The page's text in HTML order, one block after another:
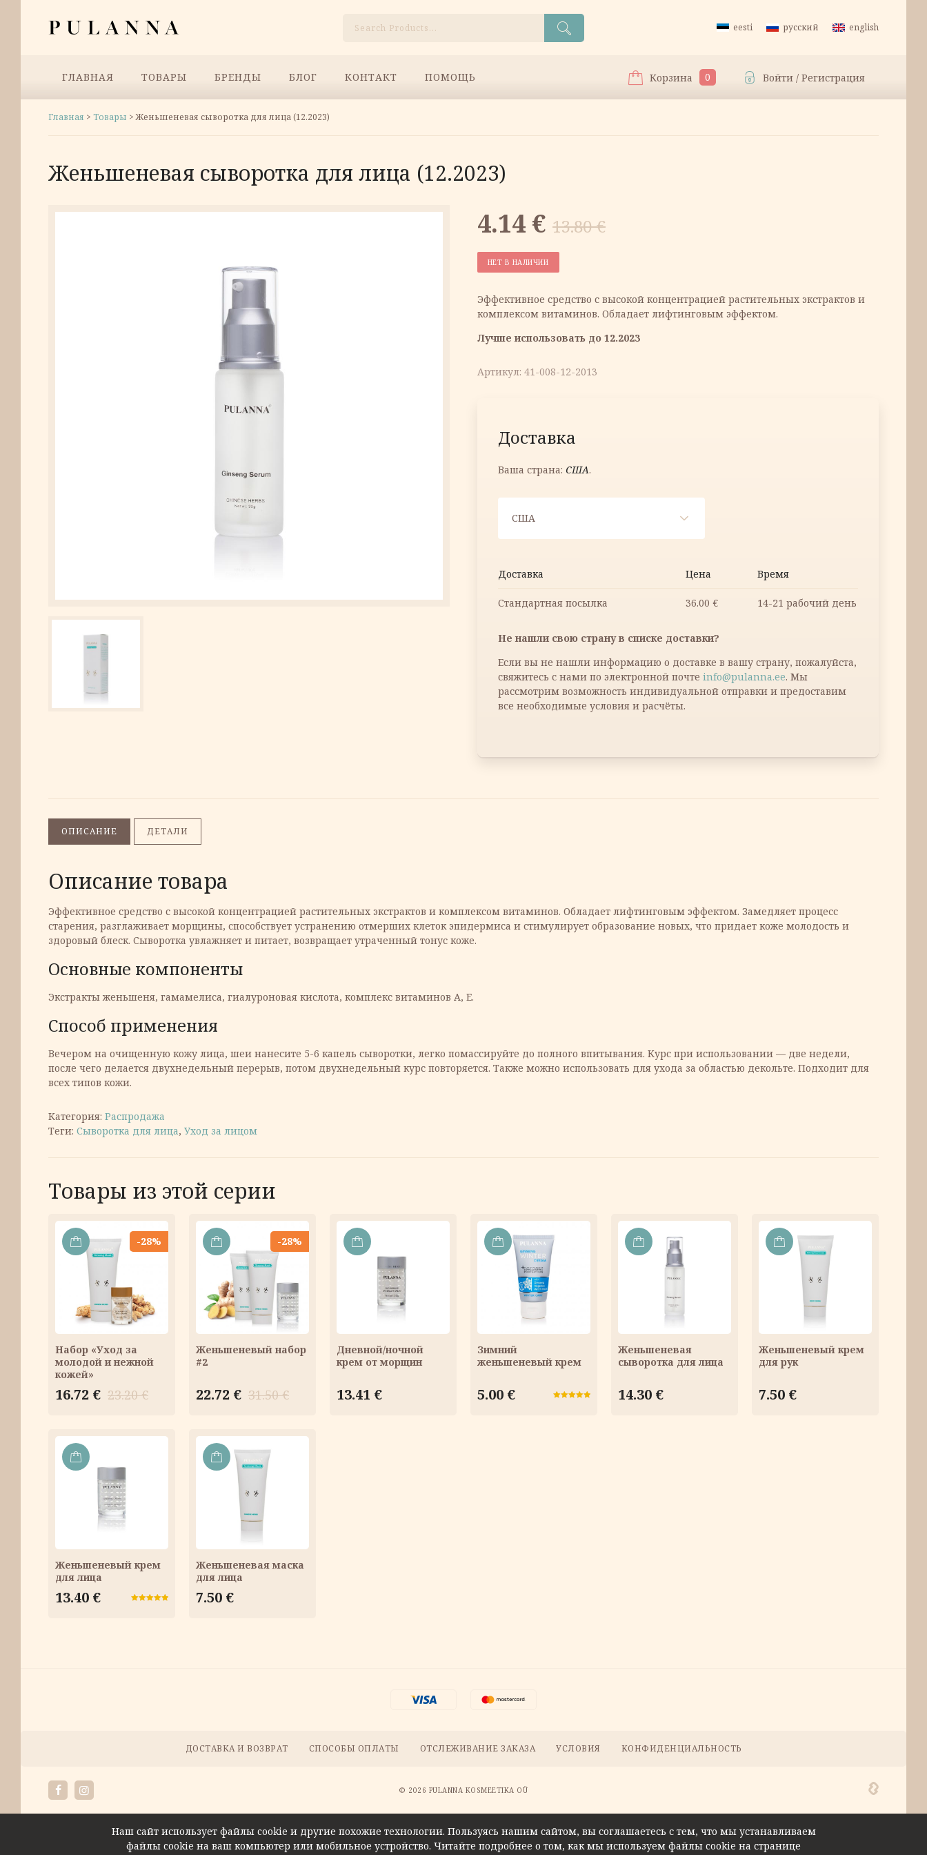
содержимому
eesti русский english
ГЛАВНАЯ ТОВАРЫ БРЕНДЫ БЛОГ КОНТАКТ ПОМОЩЬ Корзина 0 Войти / Регистрация
Главная > Товары >Женьшеневая сыворотка для лица (12.2023)
Женьшеневая сыворотка для лица (12.2023)
13.80€
Первоначальная
цена
составляла
13.80 €.
4.14 €
Текущая
цена:
4.14 €.
НЕТ В НАЛИЧИИ
Эффективное средство с высокой концентрацией растительных экстрактов и
комплексом витаминов. Обладает лифтинговым эффектом.
Лучше использовать до 12.2023
Артикул: 41-008-12-2013
Доставка
Ваша страна: США.
США
Доставка Цена Время
Стандартная посылка 36.00 € 14-21 рабочий день
Не нашли свою страну в списке доставки?
Если вы не нашли информацию о доставке в вашу страну, пожалуйста,
свяжитесь с нами по электронной почте info@pulanna.ee. Мы
рассмотрим возможность индивидуальной отправки и предоставим
все необходимые условия и расчёты.
ОПИСАНИЕ ДЕТАЛИ
Описание товара
Эффективное средство с высокой концентрацией растительных экстрактов и комплексом витаминов. Обладает лифтинговым эффектом. Замедляет процесс
старения, разглаживает морщины, способствует устранению отмерших клеток эпидермиса и стимулирует образование новых, что придает коже молодость и
здоровый блеск. Сыворотка увлажняет и питает, возвращает утраченный тонус коже.
Основные компоненты
Экстракты женьшеня, гамамелиса, гиалуроновая кислота, комплекс витаминов А, Е.
Способ применения
Вечером на очищенную кожу лица, шеи нанесите 5-6 капель сыворотки, легко помассируйте до полного впитывания. Курс при использовании — две недели,
после чего делается двухнедельный перерыв, потом двухнедельный курс повторяется. Также можно использовать для ухода за областью декольте. Подходит для
всех типов кожи.
Категория: Распродажа
Теги: Сыворотка для лица, Уход за лицом
Товары из этой серии
-28%
Набор «Уход за
молодой и нежной
кожей»
23.20€
Первоначальная
23.20 €.
16.72 €
Текущая
В
КОРЗИНУ
-28%
Женьшеневый набор
#2
31.50€
Первоначальная
31.50 €.
22.72 €
Текущая
В
КОРЗИНУ
Дневной/ночной
крем от морщин
13.41 €
В
КОРЗИНУ
Зимний
женьшеневый крем
5.00 €
В
КОРЗИНУ
Женьшеневая
сыворотка для лица
14.30 €
В
КОРЗИНУ
Женьшеневый крем
для рук
7.50 €
В
КОРЗИНУ
Женьшеневый крем
для лица
13.40 €
В
КОРЗИНУ
Женьшеневая маска
для лица
7.50 €
В
КОРЗИНУ
ДОСТАВКА И ВОЗВРАТ СПОСОБЫ ОПЛАТЫ ОТСЛЕЖИВАНИЕ ЗАКАЗА УСЛОВИЯ КОНФИДЕНЦИАЛЬНОСТЬ
FacebookInstagram © 2026 PULANNA KOSMEETIKA OÜ
Наш сайт использует файлы cookie и другие похожие технологии. Пользуясь нашим сайтом, вы соглашаетесь с тем, что мы устанавливаем
файлы cookie на ваш компьютер или мобильное устройство. Читайте подробнее о том, как мы используем файлы cookie на странице